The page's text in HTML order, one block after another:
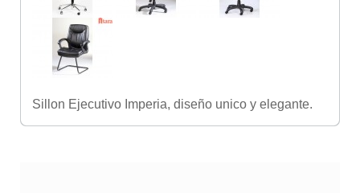
Sillon Ejecutivo Imperia, diseño unico y elegante.